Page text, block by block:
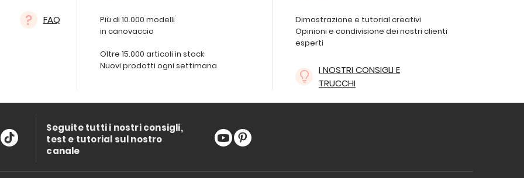
FAQ
Più di 10.000 modelli
in canovaccio
Oltre 15.000 articoli in stock
Nuovi prodotti ogni settimana
Dimostrazione e tutorial creativi
Opinioni e condivisione dei nostri clienti
esperti
I NOSTRI CONSIGLI E
TRUCCHI
Seguite tutti i nostri consigli,
test e tutorial sul nostro
canale